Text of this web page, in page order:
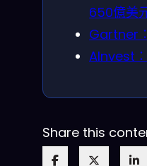
650億美
Gartner
AInvest
Share this